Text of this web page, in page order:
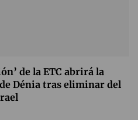
de la ETC abrirá la
Dénia tras eliminar del